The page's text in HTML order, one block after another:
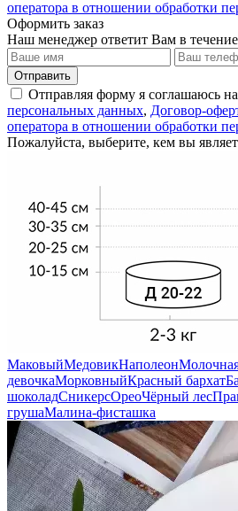
оператора в отношении обработки
Оформить заказ
Наш менеджер ответит Вам в
Отправить
Отправляя форму я соглашаюсь на
персональных данных, Договор-
оператора в отношении обработки
Пожалуйста, выберите, кем вы
МаковыйМедовикНаполеон
девочкаМорковныйКрасный бархат
шоколадСникерсОреоЧёрный лес
грушаМалина-фисташка